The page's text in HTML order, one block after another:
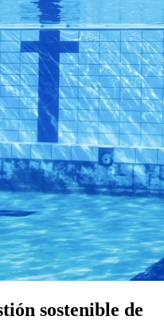
sostenible de